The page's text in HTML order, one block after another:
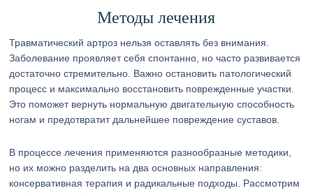
Методы лечения
Травматический артроз нельзя оставлять без внимания.
Заболевание проявляет себя спонтанно, но часто развивается
достаточно стремительно. Важно остановить патологический
процесс и максимально восстановить поврежденные участки.
Это поможет вернуть нормальную двигательную способность
ногам и предотвратит дальнейшее повреждение суставов.
В процессе лечения применяются разнообразные методики,
но их можно разделить на два основных направления:
консервативная терапия и радикальные подходы. Рассмотрим